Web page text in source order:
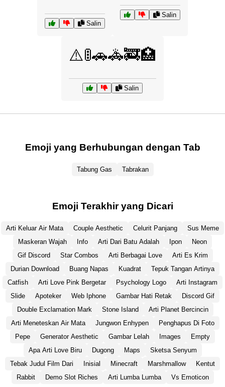
Salin
Salin
⚠️🚦🚗🚓🚒🏥
Salin
Emoji yang Berhubungan dengan Tab
Tabung Gas Tabrakan
Emoji Terakhir yang Dicari
Arti Keluar Air Mata Couple Aesthetic Celurit Panjang
Sus Meme
Maskeran Wajah
Info Arti Dari Batu Adalah Ipon
Neon
Gif Discord
Star Combos Arti Berbagai Love
Arti Es Krim
Durian Download
Buang Napas Kuadrat
Tepuk Tangan Artinya
Catfish
Arti Love Pink Bergetar Psychology Logo
Arti Instagram
Slide
Apoteker Web Iphone Gambar Hati Retak
Discord Gif
Double Exclamation Mark
Stone Island
Arti Planet Bercincin
Arti Meneteskan Air Mata
Jungwon Enhypen
Penghapus Di Foto
Pepe
Generator Aesthetic Gambar Lelah Images
Empty
Apa Arti Love Biru
Dugong Maps
Sketsa Senyum
Tebak Judul Film Dari
Inisial Minecraft Marshmallow
Kentut
Rabbit
Demo Slot Riches Arti Lumba Lumba Vs Emoticon